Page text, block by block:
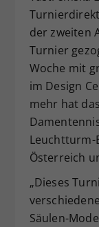
der zweiten
Turnier
Woche mit
im Design
mehr hat
Leuchtturm-
Österreich
„Dieses
Säulen-
Zweck